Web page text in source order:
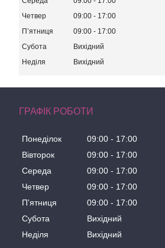
Четвер
09:00
17:00
Пʼятниця
09:00
17:00
Субота
Вихідний
Неділя
Вихідний
ГРАФІК РОБОТИ
Понеділок 09:00
17:00
Вівторок
09:00
17:00
Середа
09:00
17:00
Четвер
09:00
17:00
Пʼятниця
09:00
17:00
Субота
Вихідний
Неділя
Вихідний